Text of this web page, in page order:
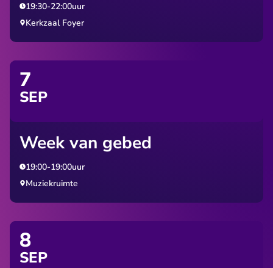
19:30-22:00uur
Kerkzaal Foyer
7
SEP
Week van gebed
19:00-19:00uur
Muziekruimte
8
SEP